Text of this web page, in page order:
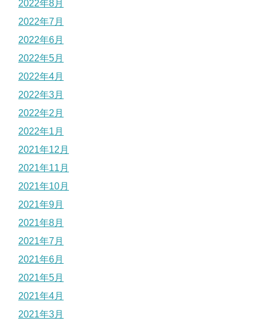
2022年8月
2022年7月
2022年6月
2022年5月
2022年4月
2022年3月
2022年2月
2022年1月
2021年12月
2021年11月
2021年10月
2021年9月
2021年8月
2021年7月
2021年6月
2021年5月
2021年4月
2021年3月